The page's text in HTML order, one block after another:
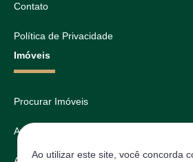
Contato
Política de Privacidade
Imóveis
Procurar Imóveis
Avaliar
Ao utilizar este site, você concorda